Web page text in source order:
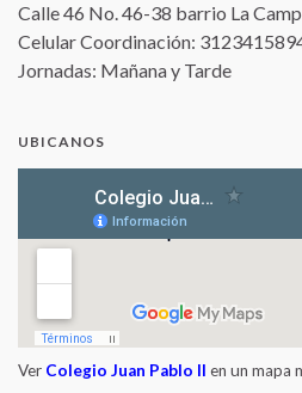
Calle 46 No. 46-38 barrio La
Celular Coordinación:
Jornadas: Mañana y Tarde
UBICANOS
Ver Colegio Juan Pablo II en un mapa